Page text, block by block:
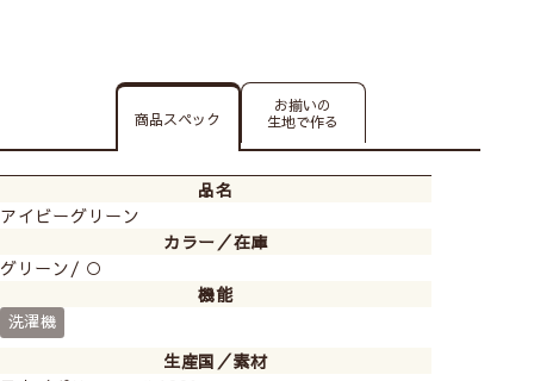
商品スペック
お揃いの
生地で作る
品名
アイビーグリーン
カラー／在庫
グリーン/ ○
機能
洗濯機
生産国／素材